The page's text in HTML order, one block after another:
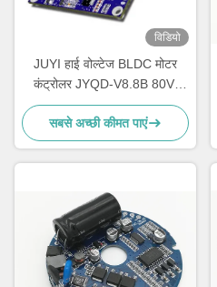
विडियो
JUYI हाई वोल्टेज BLDC मोटर
कंट्रोलर JYQD-V8.8B 80V-
220V 1A PWM फ्रीक्वेंसी 1-
20KHZ ड्यूटी साइकिल 0-100%
सबसे अच्छी कीमत पाएं